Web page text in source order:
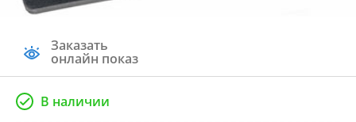
Заказать
онлайн показ
В наличии